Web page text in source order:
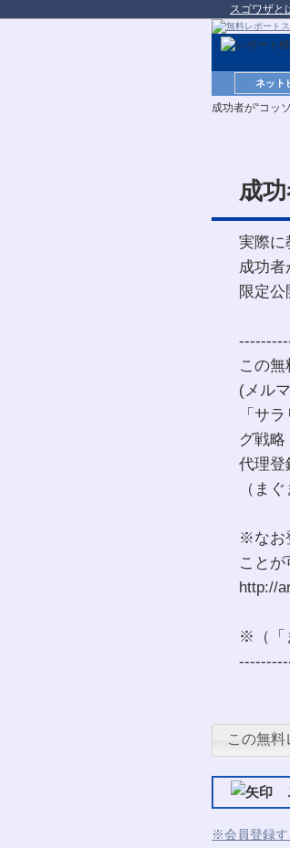
スゴワザと
ネット
成功者が“コッ
成
実際に
成功者
限定公
この
(メル
「サ
グ戦略
代理登
（ま
※なお
ことが
http://
※（「
この無料
※会員登録す